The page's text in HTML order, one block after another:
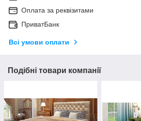
Оплата за реквізитами
ПриватБанк
Всі умови оплати
Подібні товари компанії